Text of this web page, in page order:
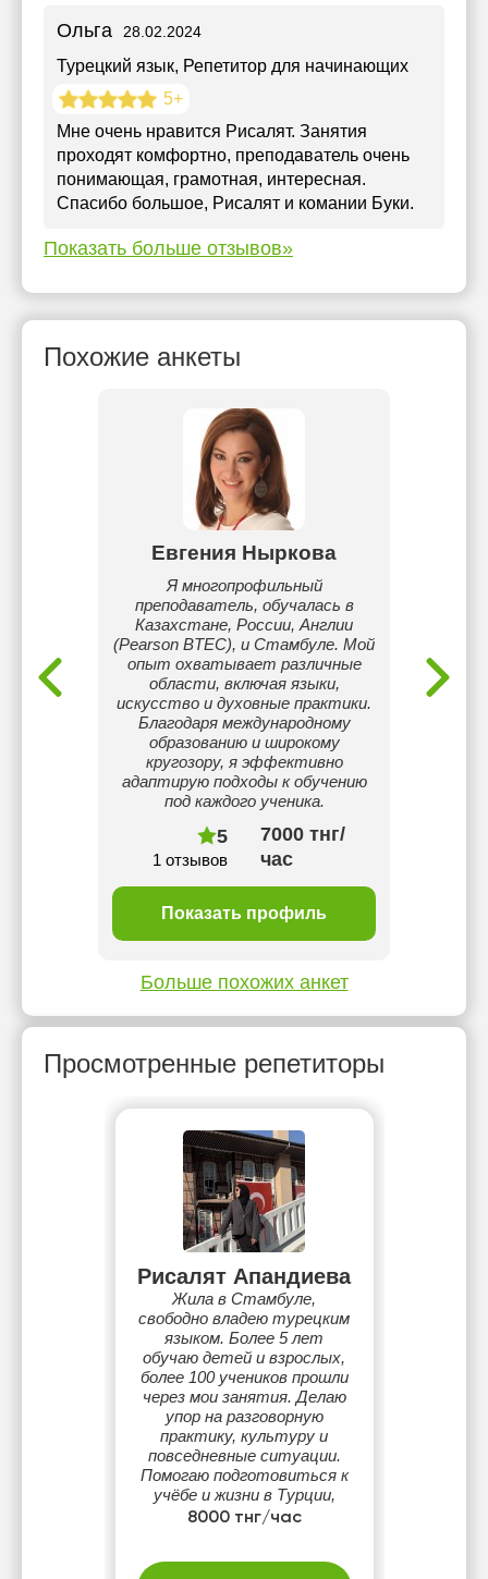
Ольга 28.02.2024
Турецкий язык, Репетитор для начинающих
5+
Мне очень нравится Рисалят. Занятия
проходят комфортно, преподаватель очень
понимающая, грамотная, интересная.
Спасибо большое, Рисалят и комании Буки.
Показать больше отзывов»
Похожие анкеты
Евгения Ныркова
Я многопрофильный
преподаватель, обучалась в
Казахстане, России, Англии
(Pearson BTEC), и Стамбуле. Мой
опыт охватывает различные
области, включая языки,
искусство и духовные практики.
Благодаря международному
образованию и широкому
кругозору, я эффективно
адаптирую подходы к обучению
под каждого ученика.
5
1 отзывов
7000 тнг/
час
Показать профиль
Больше похожих анкет
Просмотренные репетиторы
Рисалят Апандиева
Жила в Стамбуле,
свободно владею турецким
языком. Более 5 лет
обучаю детей и взрослых,
более 100 учеников прошли
через мои занятия. Делаю
упор на разговорную
практику, культуру и
повседневные ситуации.
Помогаю подготовиться к
учёбе и жизни в Турции,
чтобы вы чувствовали
8000 тнг/час